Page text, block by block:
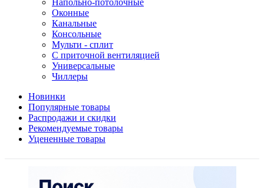
Напольно-потолочные
Оконные
Канальные
Консольные
Мульти - сплит
С приточной вентиляцией
Универсальные
Чиллеры
Новинки
Популярные товары
Распродажи и скидки
Рекомендуемые товары
Уцененные товары